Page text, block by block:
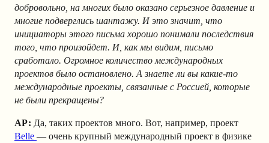
добровольно, на многих было оказано серьезное давление и
многие подверглись шантажу. И это значит, что
инициаторы этого письма хорошо понимали последствия
того, что произойдет. И, как мы видим, письмо
сработало. Огромное количество международных
проектов было остановлено. А знаете ли вы какие-то
международные проекты, связанные с Россией, которые
не были прекращены?
АР: Да, таких проектов много. Вот, например, проект
Belle — очень крупный международный проект в физике